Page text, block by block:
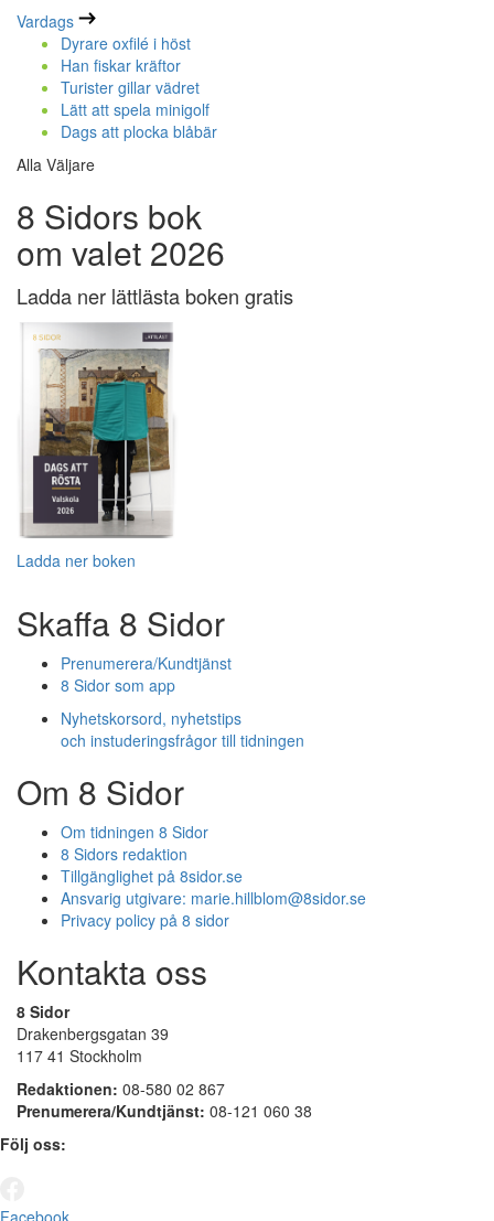
Vardags
Dyrare oxfilé i höst
Han fiskar kräftor
Turister gillar vädret
Lätt att spela minigolf
Dags att plocka blåbär
Alla Väljare
8 Sidors bok
om valet 2026
Ladda ner lättlästa boken gratis
Ladda ner boken
Skaffa 8 Sidor
Prenumerera/Kundtjänst
8 Sidor som app
Nyhetskorsord, nyhetstips
och instuderingsfrågor till tidningen
Om 8 Sidor
Om tidningen 8 Sidor
8 Sidors redaktion
Tillgänglighet på 8sidor.se
Ansvarig utgivare: marie.hillblom@8sidor.se
Privacy policy på 8 sidor
Kontakta oss
8 Sidor
Drakenbergsgatan 39
117 41 Stockholm
Redaktionen: 08-580 02 867
Prenumerera/Kundtjänst: 08-121 060 38
Följ oss: